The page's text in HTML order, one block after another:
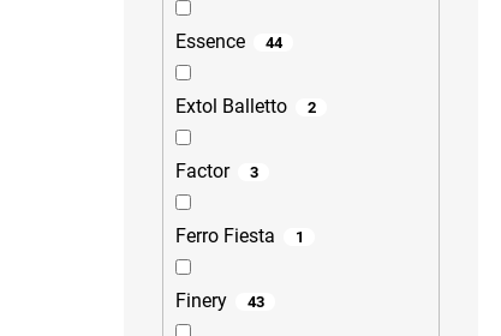
Essence 44
Extol Balletto 2
Factor 3
Ferro Fiesta 1
Finery 43